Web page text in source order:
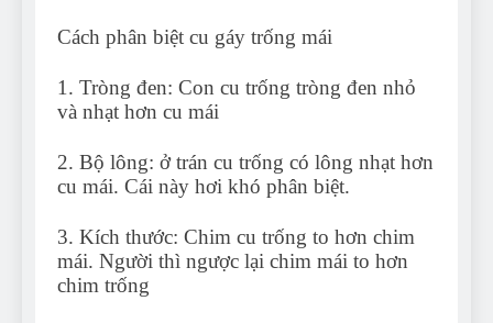
Cách phân biệt cu gáy trống mái
1. Tròng đen: Con cu trống tròng đen nhỏ
và nhạt hơn cu mái
2. Bộ lông: ở trán cu trống có lông nhạt hơn
cu mái. Cái này hơi khó phân biệt.
3. Kích thước: Chim cu trống to hơn chim
mái. Người thì ngược lại chim mái to hơn
chim trống